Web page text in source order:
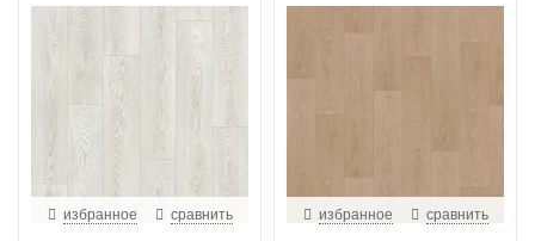
избранное сравнить избранное сравнить